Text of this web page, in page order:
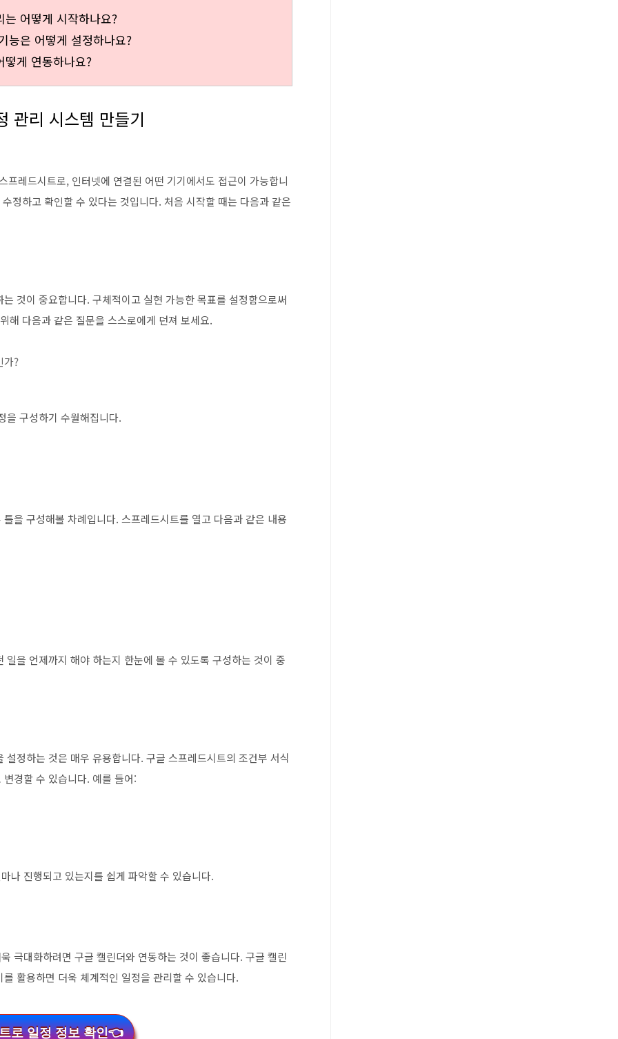
어떻게 시작하나요?
능은 어떻게 설정하나요?
게 연동하나요?
관리 시스템 만들기
레드시트로, 인터넷에 연결된 어떤 기기에서도 접근이 가능합니
정하고 확인할 수 있다는 것입니다. 처음 시작할 때는 다음과 같은
것이 중요합니다. 구체적이고 실현 가능한 목표를 설정함으로써
해 다음과 같은 질문을 스스로에게 던져 보세요.
가?
을 구성하기 수월해집니다.
을 구성해볼 차례입니다. 스프레드시트를 열고 다음과 같은 내용
을 언제까지 해야 하는지 한눈에 볼 수 있도록 구성하는 것이 중
정하는 것은 매우 유용합니다. 구글 스프레드시트의 조건부 서식
경할 수 있습니다. 예를 들어:
나 진행되고 있는지를 쉽게 파악할 수 있습니다.
극대화하려면 구글 캘린더와 연동하는 것이 좋습니다. 구글 캘린
활용하면 더욱 체계적인 일정을 관리할 수 있습니다.
로 일정 정보 확인👈